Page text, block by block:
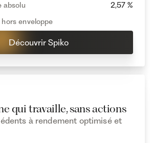
absolu
2,57 %
enveloppe
Découvrir Spiko
qui travaille, sans actions
à rendement optimisé et